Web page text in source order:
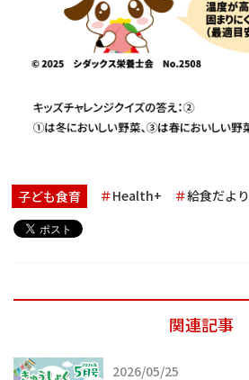
子ども食育 Health+ 給食だより
関連記事
2026/05/25